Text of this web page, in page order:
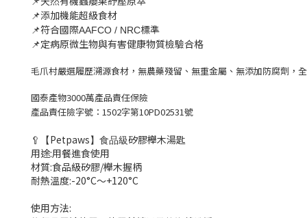
📌添加機能超級食材
📌符合國際AAFCO / NRC標準
📌定病原微生物與有害健康物質檢驗合格
毛爪村嚴選履歷溯源食材，無農藥殘留、無重金屬、無添加防腐劑，
國泰產物3000萬產品責任保險
產品責任險字號：1502字第10PD02531號
🥄 【Petpaws】食品級矽膠櫸木湯匙
用途:用餐進食使用
材質:食品級矽膠/櫸木握柄
耐熱溫度:-20°C～+120°C
使用方法: